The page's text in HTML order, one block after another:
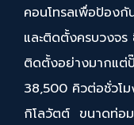
คอนโทรลเพื่อป้อง
และติดตั้งครบวงจร
ติดตั้งอย่างมากแ
38,500 คิวต่อชั่วโ
กิโลวัตต์ ขนาดท่อม